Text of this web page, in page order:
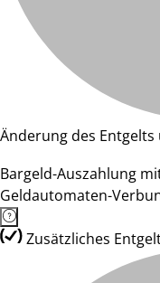
Änderung des
Bargeld-Auszahlung
Geldautomaten-
Zusätzliches